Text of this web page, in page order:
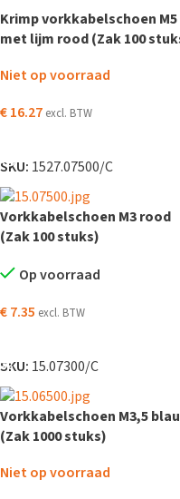
Krimp vorkkabelschoen M5
met lijm rood (Zak 100
Niet op voorraad
€16.27 excl. BTW
SKU: 1527.07500/C
Vorkkabelschoen M3 rood
(Zak 100 stuks)
Op voorraad
€7.35 excl. BTW
SKU: 15.07300/C
Vorkkabelschoen M3,5
(Zak 1000 stuks)
Niet op voorraad